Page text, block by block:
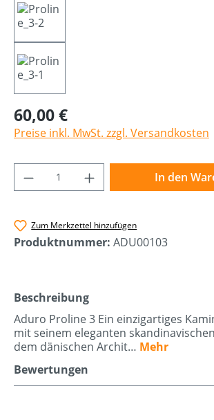
60,00 €
Preise inkl. MwSt. zzgl. Versandkosten
Produkt Anzahl: Gib den
In den
Zum Merkzettel hinzufügen
Produktnummer: ADU00103
Beschreibung
Aduro Proline 3 Ein einzigartiges
mit seinem eleganten
dem dänischen Archit… Mehr
Bewertungen